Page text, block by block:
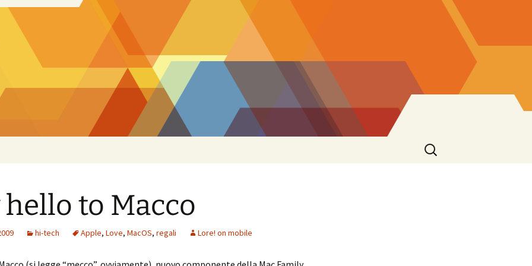
Ricerca
per:
hello to Macco
hi-tech Apple, Love, MacOS, regali Lore! on mobile